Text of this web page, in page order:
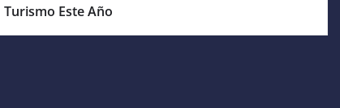
Turismo Este Año